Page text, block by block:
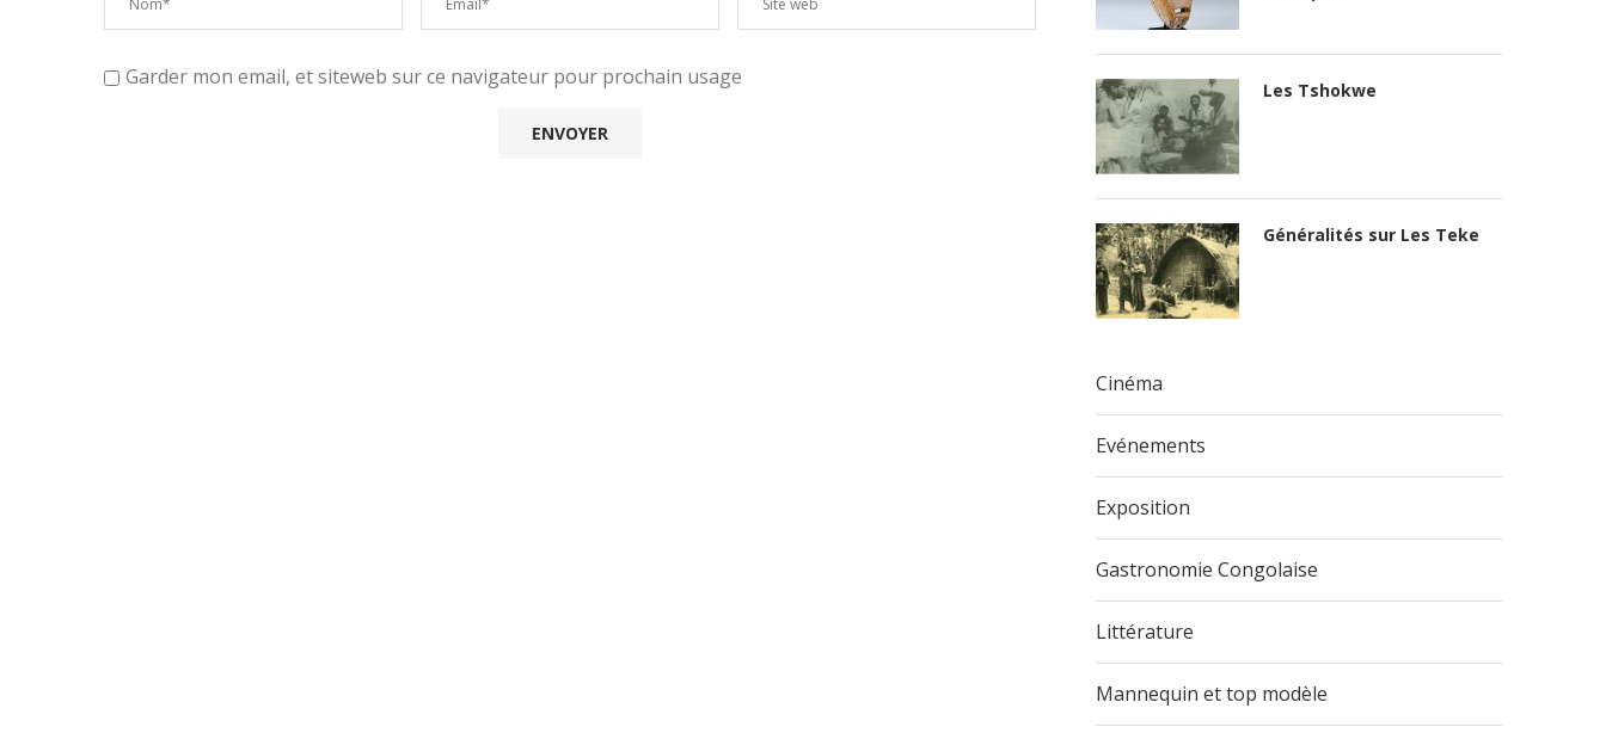
Garder mon email, et siteweb sur ce navigateur pour prochain usage
Les Tshokwe
Généralités sur Les Teke
Cinéma
Evénements
Exposition
Gastronomie Congolaise
Littérature
Mannequin et top modèle